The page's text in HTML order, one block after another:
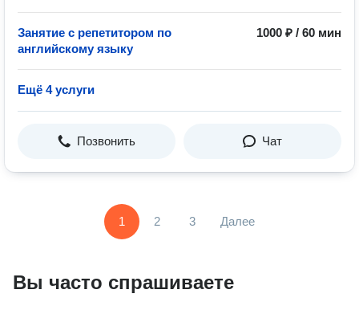
Занятие с репетитором по
английскому языку
1000 ₽ / 60 мин
Ещё 4 услуги
Позвонить Чат
1 2 3 Далее
Вы часто спрашиваете